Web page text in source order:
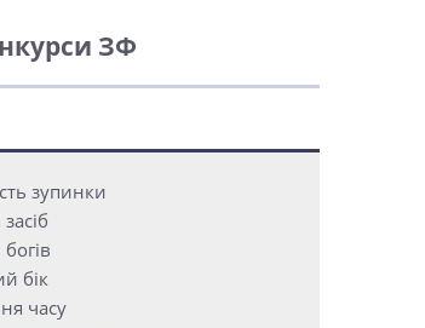
ЗФ
зупинки
бік
часу